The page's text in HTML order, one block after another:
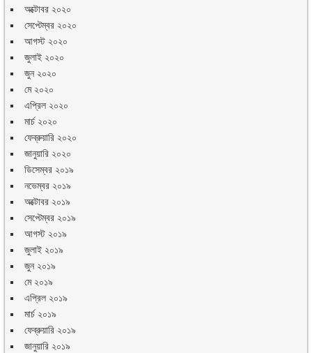
অক্টোবর ২০২০
সেপ্টেম্বর ২০২০
আগস্ট ২০২০
জুলাই ২০২০
জুন ২০২০
মে ২০২০
এপ্রিল ২০২০
মার্চ ২০২০
ফেব্রুয়ারি ২০২০
জানুয়ারি ২০২০
ডিসেম্বর ২০১৯
নভেম্বর ২০১৯
অক্টোবর ২০১৯
সেপ্টেম্বর ২০১৯
আগস্ট ২০১৯
জুলাই ২০১৯
জুন ২০১৯
মে ২০১৯
এপ্রিল ২০১৯
মার্চ ২০১৯
ফেব্রুয়ারি ২০১৯
জানুয়ারি ২০১৯